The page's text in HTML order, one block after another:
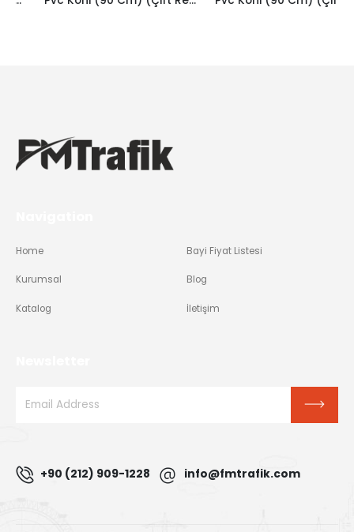
Home
Kurumsal
Katalog
Bayi Fiyat Listesi
Blog
İletişim
+90 (212) 909-1228 info@fmtrafik.com